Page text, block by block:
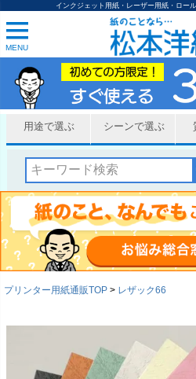
インクジェット用紙・レーザー用紙・ロー
MENU
用途で選ぶ シーンで選ぶ
プリンター用紙通販TOP レザック66